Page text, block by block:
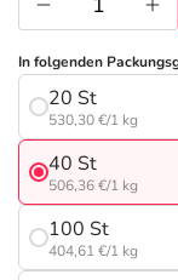
Tierapotheke
Vitamine &
Marken
Salus Deals
In folgenden
20 St
530,30 €/1 kg
40 St
506,36 €/1 kg
100 St
404,61 €/1 kg